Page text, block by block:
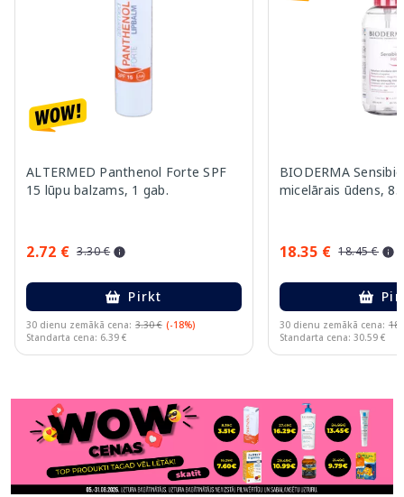
ALTERMED Panthenol Forte SPF
15 lūpu balzams, 1 gab.
2.72 € 3.30 €
Pirkt
30 dienu zemākā cena: 3.30 € (-18%)
Standarta cena: 6.39 €
BIODERMA
micelārais ūdens,
18.35 € 18.45 €
30 dienu zemākā cena:
Standarta cena: 30.59 €